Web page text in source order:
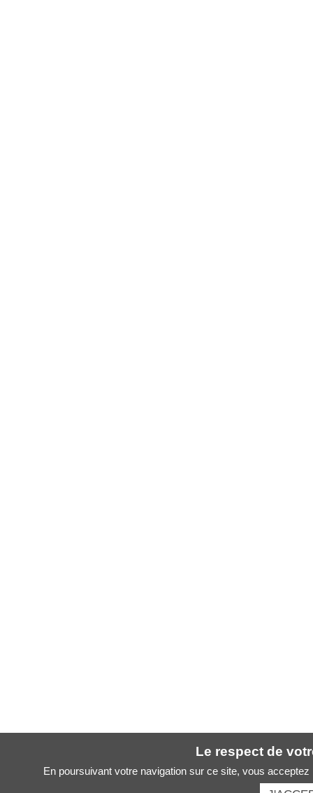
Le respect de
En poursuivant votre navigation sur ce site, vous